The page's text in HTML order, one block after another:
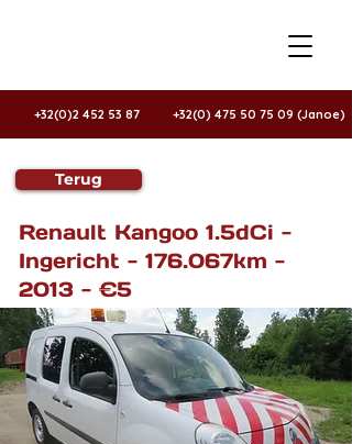
+32(0)2 452 53 87 +32(0) 475 50 75 09 (Janoe)
Terug
Renault Kangoo 1.5dCi -
Ingericht - 176.067km -
2013 - €5